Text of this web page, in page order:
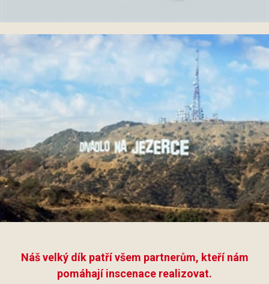
Náš velký dík patří všem partnerům, kteří nám
pomáhají inscenace realizovat.